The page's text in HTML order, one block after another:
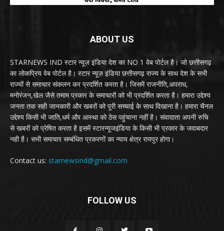
ABOUT US
STARNEWS IND स्टार न्यूज़ इंडिया देश का NO 1 वेब पोर्टल है। जो छत्तीसगढ़
का लोकप्रिय वेब पोर्टल है। स्टार न्यूज़ इंडिया छत्तीसगढ़ राज्य के साथ देश के सभी
राज्यों से समाचार संकलन कर प्रदर्शित करता है। जिसमें राजनीति,अपराध,
मनोरंजन,खेल जैसे तमाम प्रकार के समाचारों को भी प्रदर्शित करता है। हमारा उद्देश्य
जनता तक सही जानकारी और खबरों को पूरी सच्चाई के साथ दिखाना है। हमारा चैनल
उद्देश्य किसी भी जाति,धर्म और आस्था को ठेस पहुंचाना नहीं है। संवादाता अपनी रुचि
से खबरों को प्रेषित करता है इसमें स्टारन्यूजइंडिया के किसी भी प्रकार के जवाबदार
नही है। सभी समाचार सम्बंधित प्रकरणों का न्याय क्षेत्र रायपुर होगा।
Contact us: starnewsind@gmail.com
FOLLOW US